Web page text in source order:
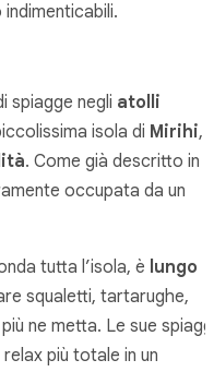
spiagge negli atolli
isola di Mirihi,
. Come già descritto in
occupata da un
tutta l’isola, è lungo
squaletti, tartarughe,
ne metta. Le sue
più totale in un